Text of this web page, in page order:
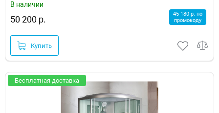
В наличии
50 200 р.
45 180 р. по
промокоду
Купить
Бесплатная доставка